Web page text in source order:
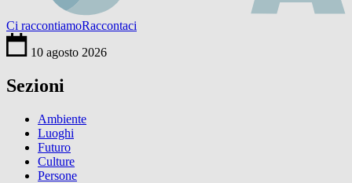
Ci raccontiamoRaccontaci
10 agosto 2026
Sezioni
Ambiente
Luoghi
Futuro
Culture
Persone